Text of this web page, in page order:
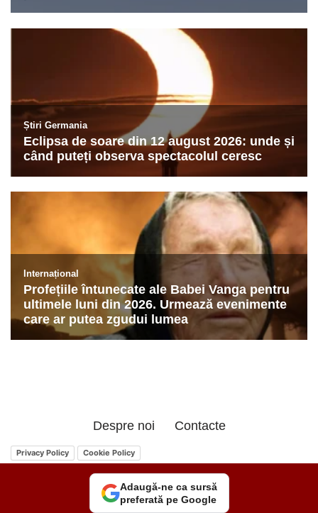
Despre noi Contacte
Privacy Policy Cookie Policy
Adaugă-ne ca sursă
preferată pe Google